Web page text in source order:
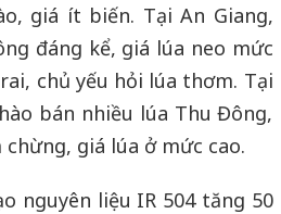
giá ít biến. Tại An Giang,
đáng kể, giá lúa neo mức
chủ yếu hỏi lúa thơm. Tại
bán nhiều lúa Thu Đông,
giá lúa ở mức cao.
nguyên liệu IR 504 tăng 50